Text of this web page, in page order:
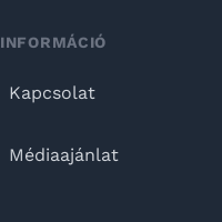
INFORMÁCIÓ
Kapcsolat
Médiaajánlat